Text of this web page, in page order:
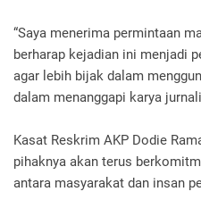
“Saya menerima permintaan
berharap kejadian ini menjadi
agar lebih bijak dalam
dalam menanggapi karya
Kasat Reskrim AKP Dodie
pihaknya akan terus
antara masyarakat dan insan